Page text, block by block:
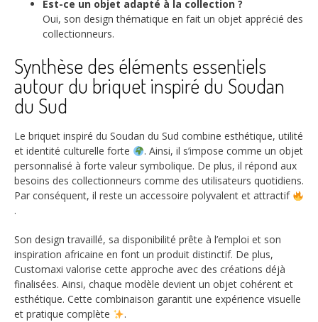
Est-ce un objet adapté à la collection ?
Oui, son design thématique en fait un objet apprécié des
collectionneurs.
Synthèse des éléments essentiels
autour du briquet inspiré du Soudan
du Sud
Le briquet inspiré du Soudan du Sud combine esthétique, utilité
et identité culturelle forte
. Ainsi, il s’impose comme un objet
personnalisé à forte valeur symbolique. De plus, il répond aux
besoins des collectionneurs comme des utilisateurs quotidiens.
Par conséquent, il reste un accessoire polyvalent et attractif
.
Son design travaillé, sa disponibilité prête à l’emploi et son
inspiration africaine en font un produit distinctif. De plus,
Customaxi valorise cette approche avec des créations déjà
finalisées. Ainsi, chaque modèle devient un objet cohérent et
esthétique. Cette combinaison garantit une expérience visuelle
et pratique complète
.